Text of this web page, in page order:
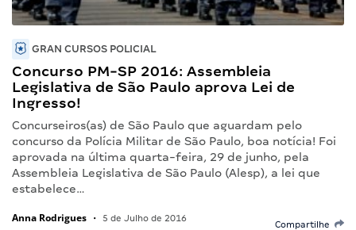
GRAN CURSOS POLICIAL
Concurso PM-SP 2016: Assembleia
Legislativa de São Paulo aprova Lei de
Ingresso!
Concurseiros(as) de São Paulo que aguardam pelo
concurso da Polícia Militar de São Paulo, boa notícia! Foi
aprovada na última quarta-feira, 29 de junho, pela
Assembleia Legislativa de São Paulo (Alesp), a lei que
estabelece…
Anna Rodrigues • 5 de Julho de 2016
Compartilhe